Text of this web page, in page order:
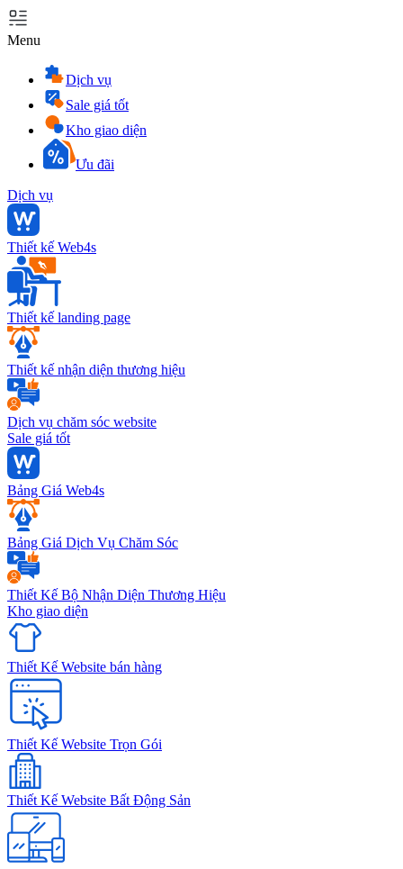
Menu
Dịch vụ
Sale giá tốt
Kho giao diện
Ưu đãi
Dịch vụ
Thiết kế Web4s
Thiết kế landing page
Thiết kế nhận diện thương hiệu
Dịch vụ chăm sóc website
Sale giá tốt
Bảng Giá Web4s
Bảng Giá Dịch Vụ Chăm Sóc
Thiết Kế Bộ Nhận Diện Thương Hiệu
Kho giao diện
Thiết Kế Website bán hàng
Thiết Kế Website Trọn Gói
Thiết Kế Website Bất Động Sản